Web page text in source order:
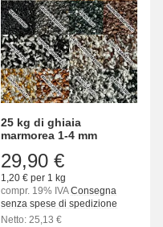
25 kg di ghiaia
marmorea 1-4 mm
29,90 €
1,20 € per 1 kg
compr. 19% IVAConsegna
senza spese di spedizione
Netto: 25,13 €